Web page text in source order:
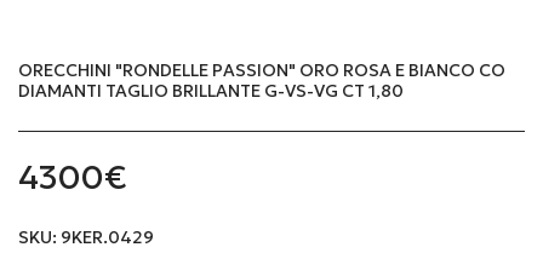
ORECCHINI "RONDELLE PASSION" ORO ROSA E BIANCO CO
DIAMANTI TAGLIO BRILLANTE G-VS-VG CT 1,80
4300€
SKU: 9KER.0429